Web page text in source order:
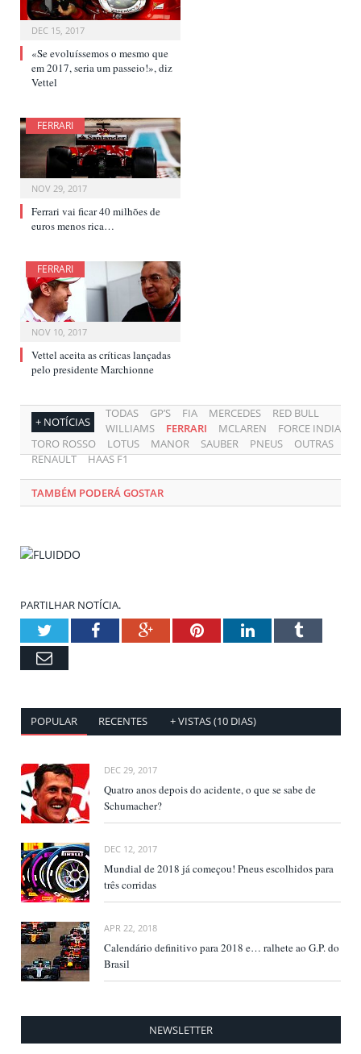
DEC 15, 2017
«Se evoluíssemos o mesmo que
em 2017, seria um passeio!», diz
Vettel
FERRARI
NOV 29, 2017
Ferrari vai ficar 40 milhões de
euros menos rica…
FERRARI
NOV 10, 2017
Vettel aceita as críticas lançadas
pelo presidente Marchionne
+ NOTÍCIAS
TODAS GP’S FIA MERCEDES
RED BULL
WILLIAMS
FERRARI MCLAREN
FORCE INDIA
TORO ROSSO
LOTUS MANOR SAUBER PNEUS
OUTRAS
RENAULT
HAAS F1
TAMBÉM PODERÁ GOSTAR
PARTILHAR NOTÍCIA.
TwitterFacebookGoogle+PinterestLinkedInTumblr
Email
POPULAR RECENTES + VISTAS (10 DIAS)
DEC 29, 2017
Quatro anos depois do acidente, o que se sabe de
Schumacher?
DEC 12, 2017
Mundial de 2018 já começou! Pneus escolhidos para
três corridas
APR 22, 2018
Calendário definitivo para 2018 e… ralhete ao G.P. do
Brasil
NEWSLETTER